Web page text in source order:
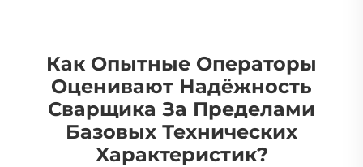
Как Опытные Операторы
Оценивают Надёжность
Сварщика За Пределами
Базовых Технических
Характеристик?